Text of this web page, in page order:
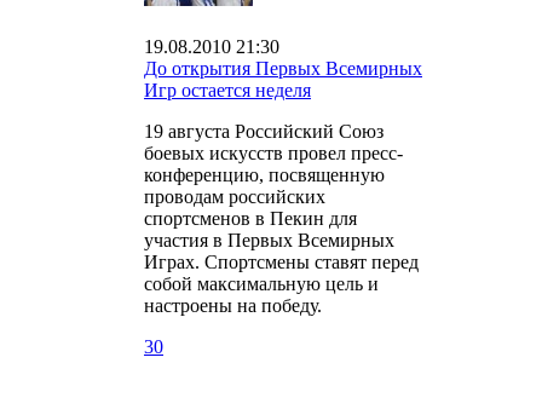
19.08.2010 21:30
До открытия Первых Всемирных
Игр остается неделя
19 августа Российский Союз
боевых искусств провел пресс-
конференцию, посвященную
проводам российских
спортсменов в Пекин для
участия в Первых Всемирных
Играх. Спортсмены ставят перед
собой максимальную цель и
настроены на победу.
30